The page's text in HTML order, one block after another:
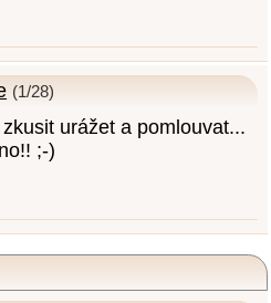
(1/28)
urážet a pomlouvat...
;-)